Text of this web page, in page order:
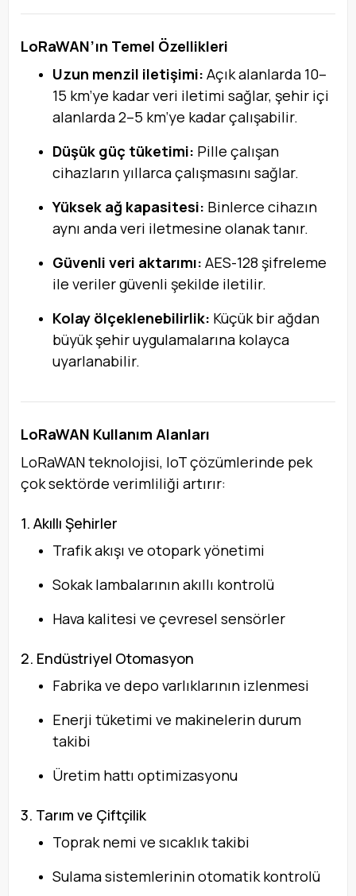
LoRaWAN’ın Temel Özellikleri
Uzun menzil iletişimi: Açık alanlarda 10–
15 km’ye kadar veri iletimi sağlar, şehir içi
alanlarda 2–5 km’ye kadar çalışabilir.
Düşük güç tüketimi: Pille çalışan
cihazların yıllarca çalışmasını sağlar.
Yüksek ağ kapasitesi: Binlerce cihazın
aynı anda veri iletmesine olanak tanır.
Güvenli veri aktarımı: AES-128 şifreleme
ile veriler güvenli şekilde iletilir.
Kolay ölçeklenebilirlik: Küçük bir ağdan
büyük şehir uygulamalarına kolayca
uyarlanabilir.
LoRaWAN Kullanım Alanları
LoRaWAN teknolojisi, IoT çözümlerinde pek
çok sektörde verimliliği artırır:
1. Akıllı Şehirler
Trafik akışı ve otopark yönetimi
Sokak lambalarının akıllı kontrolü
Hava kalitesi ve çevresel sensörler
2. Endüstriyel Otomasyon
Fabrika ve depo varlıklarının izlenmesi
Enerji tüketimi ve makinelerin durum
takibi
Üretim hattı optimizasyonu
3. Tarım ve Çiftçilik
Toprak nemi ve sıcaklık takibi
Sulama sistemlerinin otomatik kontrolü